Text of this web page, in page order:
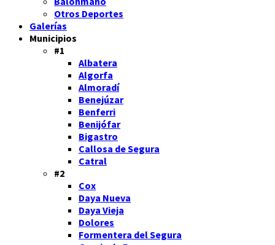
Otros Deportes
Galerías
Municipios
#1
Albatera
Algorfa
Almoradí
Benejúzar
Benferri
Benijófar
Bigastro
Callosa de Segura
Catral
#2
Cox
Daya Nueva
Daya Vieja
Dolores
Formentera del Segura